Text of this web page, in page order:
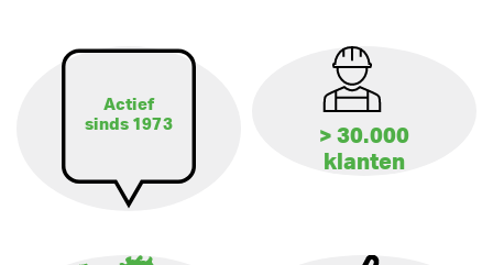
Actief
sinds 1973
> 30.000
klanten